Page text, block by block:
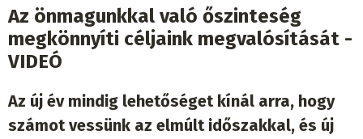
Az önmagunkkal való őszinteség
megkönnyíti céljaink megvalósítását -
VIDEÓ
Az új év mindig lehetőséget kínál arra, hogy
számot vessünk az elmúlt időszakkal, és új